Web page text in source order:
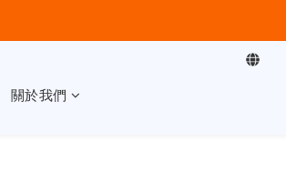
關於我們